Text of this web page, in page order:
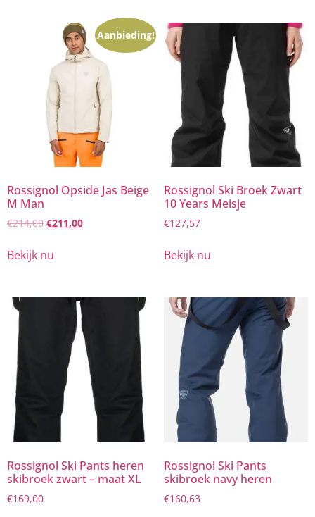
Aanbieding!
Rossignol Opside Jas Beige
M Man
€214,00 €211,00
Bekijk nu
Rossignol Ski Broek Zwart
10 Years Meisje
€127,57
Bekijk nu
Rossignol Ski Pants heren
skibroek zwart – maat XL
€169,00
Rossignol Ski Pants
skibroek navy heren
€160,63